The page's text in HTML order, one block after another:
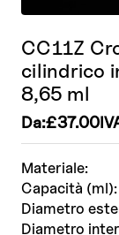
Materiale:
Capacità (ml):
Diametro
Diametro
CC11Z
cilindrico
8,65 ml
Da:£37.00